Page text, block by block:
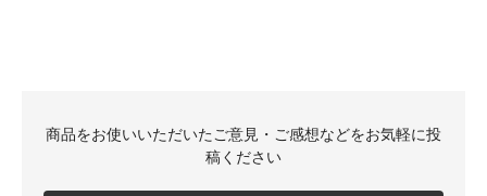
商品をお使いいただいたご意見・ご感想などをお気軽に投
稿ください